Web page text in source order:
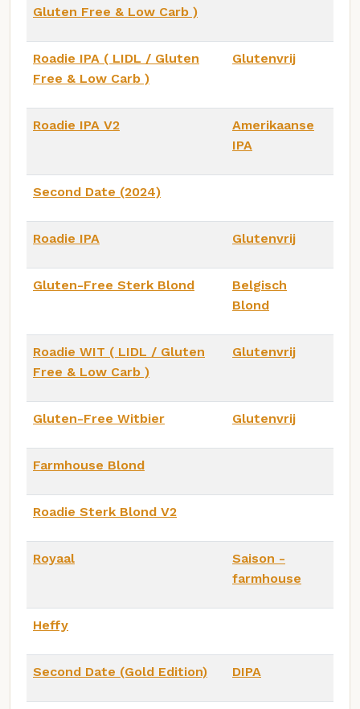
Gluten Free & Low Carb )
Roadie IPA ( LIDL / Gluten
Free & Low Carb )
Glutenvrij
Roadie IPA V2
Amerikaanse
IPA
Second Date (2024)
Roadie IPA Glutenvrij
Gluten-Free Sterk Blond
Belgisch
Blond
Roadie WIT ( LIDL / Gluten
Free & Low Carb )
Glutenvrij
Gluten-Free Witbier Glutenvrij
Farmhouse Blond
Roadie Sterk Blond V2
Royaal
Saison -
farmhouse
Heffy
Second Date (Gold Edition) DIPA